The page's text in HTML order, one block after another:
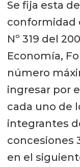
Se fija esta
conformidad
Nº 319 del
Economía,
número
ingresar por
cada uno de
integrantes
concesiones
en el